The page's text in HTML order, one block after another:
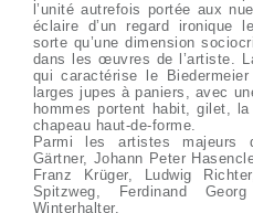
l’unité autrefois portée aux
éclaire d’un regard ironique
sorte qu’une dimension
dans les œuvres de l’artiste.
qui caractérise le
larges jupes à paniers, avec
hommes portent habit, gilet,
chapeau haut-de-forme.
Parmi les artistes majeurs
Gärtner, Johann Peter
Franz Krüger, Ludwig
Spitzweg, Ferdinand
Winterhalter.